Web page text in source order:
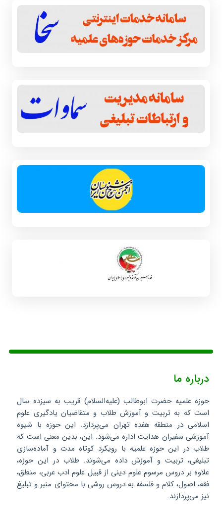
درباره ما
حوزه علمیه حضرت ابوطالب (علیه‌السلام) قریب به سیزده سال
است که به تربیت و آموزش طلاب و متقاضیان یادگیری علوم
اسلامی در منطقه هفده تهران می‌پردازد. این حوزه با شیوه
آموزشی سفیران هدایت اداره می‌شود. این، بدین معنی است که
طلاب در این حوزه علمیه با رویکرد کوتاه مدت و آماده‌سازی
تبلیغی، تربیت و آموزش داده می‌شوند. طلاب در این حوزه،
علاوه بر دروس مرسوم علوم دینی از قبیل علوم ادب عربی، منطق،
فقه، اصول، کلام و فلسفه به دروس روشی با محتوای منبر و تبلیغ
نیز می‌پردازند.